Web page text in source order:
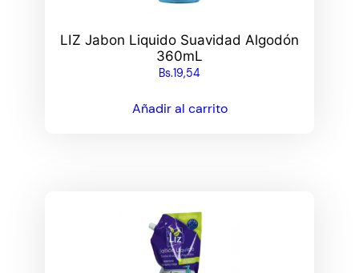
LIZ Jabon Liquido Suavidad Algodón
360mL
Bs.19,54
Añadir al carrito